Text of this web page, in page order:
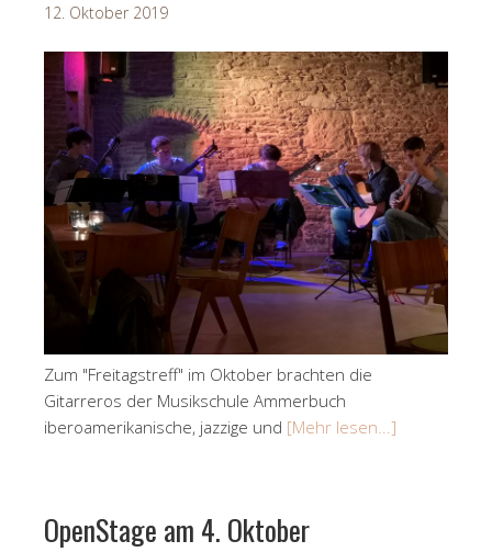
12. Oktober 2019
Zum "Freitagstreff" im Oktober brachten die
Gitarreros der Musikschule Ammerbuch
iberoamerikanische, jazzige und [Mehr lesen...]
OpenStage am 4. Oktober